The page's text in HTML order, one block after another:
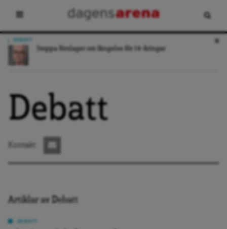
Målet är att fylla flödet med skit
Debatt
Kontakt:
Artiklar av Debatt